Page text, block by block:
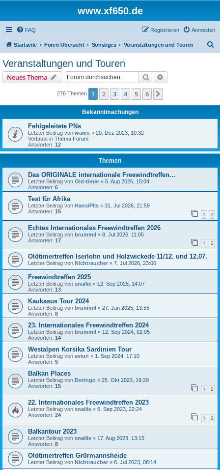
www.xf650.de
FAQ Anmelden
Registrieren
Startseite Foren-Übersicht Sonstiges Veranstaltungen und Touren
Veranstaltungen und Touren
Neues Thema Suche
276 Themen 1 2 3 4 5 6
Bekanntmachungen
Fehlgeleitete PNs
Letzter Beitrag von wawu « 20. Dez 2023, 10:32
Verfasst in Thema Forum
Antworten: 12
Themen
Das ORIGINALE internationale Freewindtreffen...
Letzter Beitrag von Old-timer « 5. Aug 2026, 15:04
Antworten: 6
Test für Afrika
Letzter Beitrag von HansiPils « 31. Jul 2026, 21:59
Antworten: 15 1 2
Echtes Internationales Freewindtreffen 2026
Letzter Beitrag von brummil « 8. Jul 2026, 11:05
Antworten: 17 1 2
Oldtimertreffen Iserlohn und Holzwickede 11/12. und 12,07.
Letzter Beitrag von Nichtraucher « 7. Jul 2026, 23:06
Freewindtreffen 2025
Letzter Beitrag von snailie « 12. Sep 2025, 14:07
Antworten: 13
Kaukasus Tour 2024
Letzter Beitrag von brummil « 27. Jan 2025, 13:55
Antworten: 8
23. Internationales Freewindtreffen 2024
Letzter Beitrag von brummil « 12. Sep 2024, 02:05
Antworten: 14
Westalpen Korsika Sardinien Tour
Letzter Beitrag von aviun « 1. Sep 2024, 17:10
Antworten: 5
Balkan Places
Letzter Beitrag von Doringo « 25. Okt 2023, 19:29
Antworten: 15 1 2
22. Internationales Freewindtreffen 2023
Letzter Beitrag von snailie « 6. Sep 2023, 22:24
Antworten: 24 1 2
Balkantour 2023
Letzter Beitrag von snailie « 17. Aug 2023, 13:15
Antworten: 8
Oldtimertreffen Grürmannsheide
Letzter Beitrag von Nichtraucher « 8. Jul 2023, 08:14